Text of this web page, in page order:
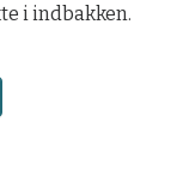
i indbakken.